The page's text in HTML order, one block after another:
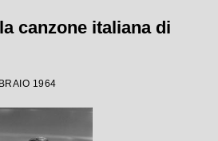
canzone italiana di
1964